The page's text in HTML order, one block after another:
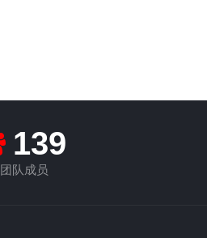
160
团队成员